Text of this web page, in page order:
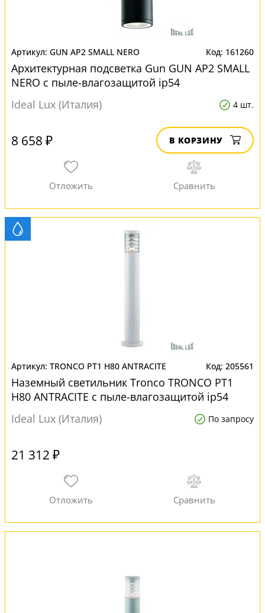
GUN AP2 SMALL NERO 161260
Архитектурная подсветка Gun GUN AP2 SMALL
NERO с пыле-влагозащитой ip54
Ideal Lux (Италия)
4 шт.
8 658 ₽ В КОРЗИНУ
TRONCO PT1 H80 ANTRACITE 205561
Наземный светильник Tronco TRONCO PT1
H80 ANTRACITE с пыле-влагозащитой ip54
Ideal Lux (Италия)
По запросу
21 312 ₽